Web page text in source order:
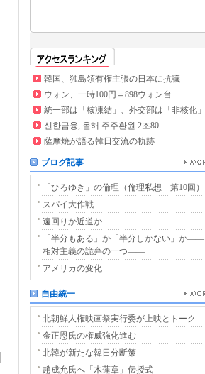
韓国、独島領有権主張の日本に抗議
ウォン、一時100円＝898ウォン台
統一部は「核凍結」、外交部は「非核化」
신한금융, 올해 주주환원 2조80...
薩摩焼が語る韓日交流の軌跡
ブログ記事
「ひろゆき」の倫理（倫理私想 第10回）
スパイ大作戦
遠回りか近道か
「半分もある」か「半分しかない」か――
相対主義の詭弁の一つ――
アメリカの変化
自由統一
北朝鮮人権映画祭実行委が上映とトーク
金正恩氏の権威強化進む
北韓が新たな韓日分断策
趙成允氏へ「木蓮章」伝授式